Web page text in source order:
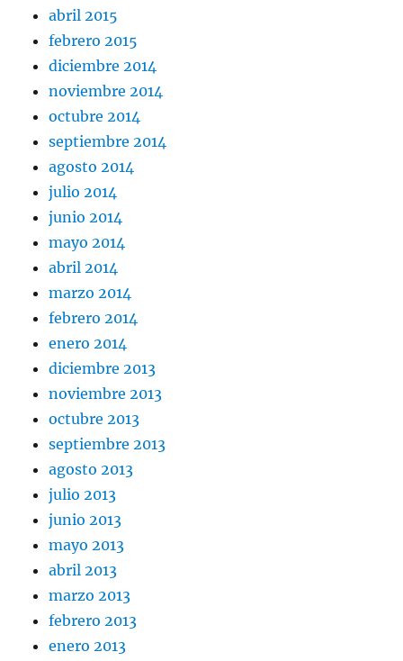
abril 2015
febrero 2015
diciembre 2014
noviembre 2014
octubre 2014
septiembre 2014
agosto 2014
julio 2014
junio 2014
mayo 2014
abril 2014
marzo 2014
febrero 2014
enero 2014
diciembre 2013
noviembre 2013
octubre 2013
septiembre 2013
agosto 2013
julio 2013
junio 2013
mayo 2013
abril 2013
marzo 2013
febrero 2013
enero 2013